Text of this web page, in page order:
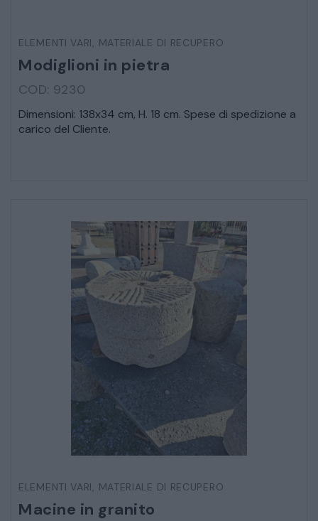
CREDENZE – DOPPI CORPI – BUFFET
MATERIALI E STRUTTURE
MODERNARIATO
STILI ED ESPOSIZIONE
VEICOLI D’EPOCA
ELEMENTI VARI, MATERIALE DI RECUPERO
Modiglioni in pietra
COD: 9230
Dimensioni: 138x34 cm, H. 18 cm. Spese di spedizione a
carico del Cliente.
ELEMENTI VARI, MATERIALE DI RECUPERO
Macine in granito